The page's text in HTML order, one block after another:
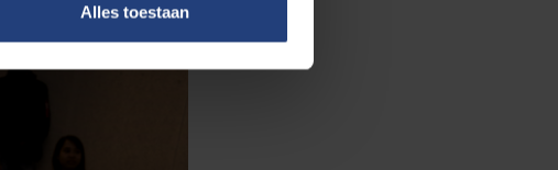
Alles toestaan
is
hier.